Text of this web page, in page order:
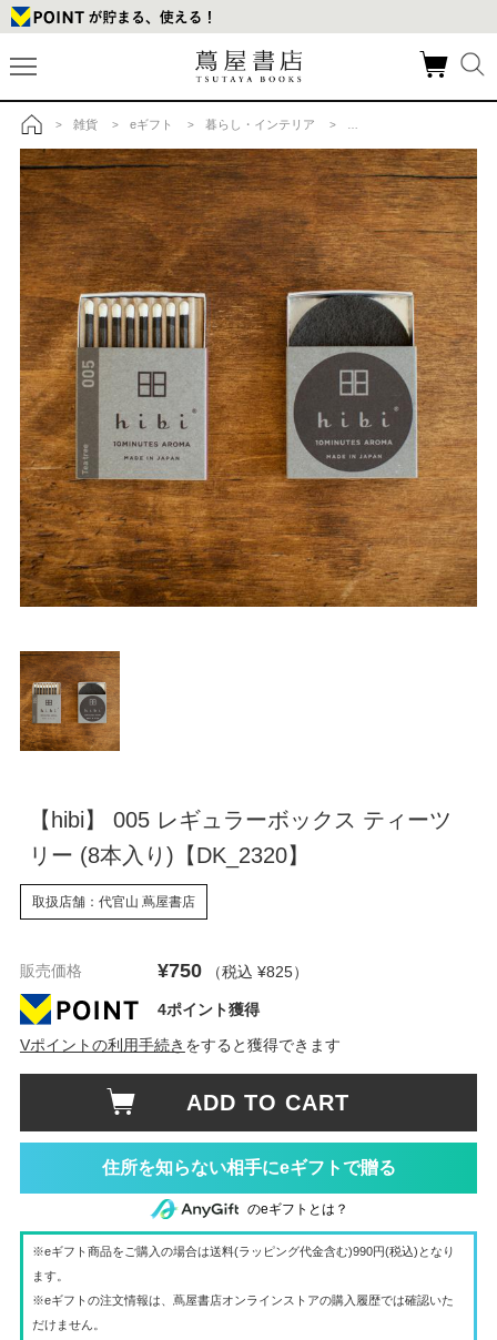
トップ
> 雑貨 > eギフト > 暮らし・インテリア >
【hibi】 005 レギュラーボックス ティーツ
リー (8本入り)【DK_2320】
取扱店舗：代官山 蔦屋書店
販売価格 ¥750 （税込 ¥825）
4ポイント獲得
Vポイントの利用手続き をすると獲得できます
ADD TO CART
住所を知らない相手にeギフトで贈る
のeギフトとは？
※eギフト商品をご購入の場合は送料(ラッピング代金含む)990円(税込)となり
ます。
※eギフトの注文情報は、蔦屋書店オンラインストアの購入履歴では確認いた
だけません。